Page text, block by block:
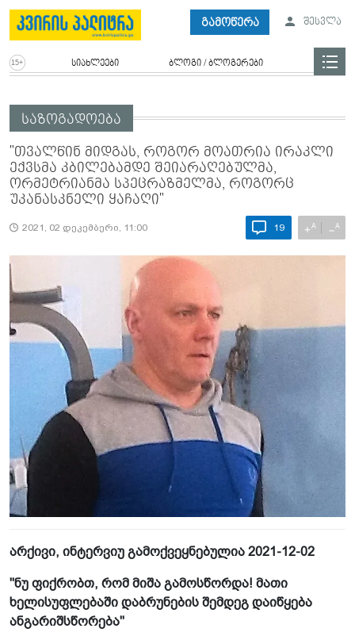
გამოწერა შესვლა
სიახლეები ბლოგი / ბლოგერები
საზოგადოება
"თვალწინ მიდგას, როგორ მოათრია ირაკლი
ექვსმა კბილებამდე შეიარაღებულმა,
ორმეტრიანმა სპეცრაზმელმა, როგორც
უკანასკნელი ყაჩაღი"
2021, 02 დეკემბერი, 11:00 19 +A −A
არქივი, ინტერვიუ გამოქვეყნებულია 2021-12-02
"ნუ ფიქრობთ, რომ მიშა გამოსწორდა! მათი
ხელისუფლებაში დაბრუნების შემდეგ დაიწყება
ანგარიშსწორება"